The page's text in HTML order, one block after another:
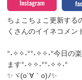
ちょこちょこ更新する
くさんのイイネコメン
°˖✧✧˖°°˖✧✧˖°今日の
ます°˖✧✧˖°°˖✧✧˖°
✨ヾ(o´∀｀o)ﾉ✨